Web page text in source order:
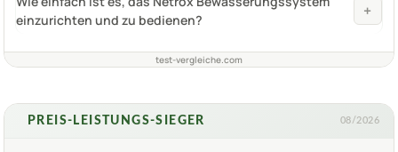
einzurichten und zu bedienen?
+
test-vergleiche.com
PREIS-LEISTUNGS-SIEGER 08/2026